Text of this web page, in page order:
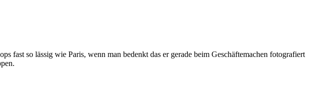
so lässig wie Paris, wenn man bedenkt das er gerade beim Geschäftemachen fotografiert